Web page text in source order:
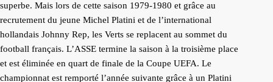
superbe. Mais lors de cette saison 1979-1980 et grâce au
recrutement du jeune Michel Platini et de l’international
hollandais Johnny Rep, les Verts se replacent au sommet du
football français. L’ASSE termine la saison à la troisième place
et est éliminée en quart de finale de la Coupe UEFA. Le
championnat est remporté l’année suivante grâce à un Platini